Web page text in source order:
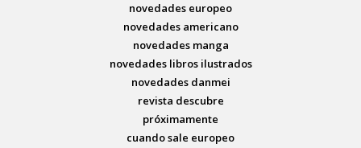
novedades europeo
novedades americano
novedades manga
novedades libros ilustrados
novedades danmei
revista descubre
próximamente
cuando sale europeo